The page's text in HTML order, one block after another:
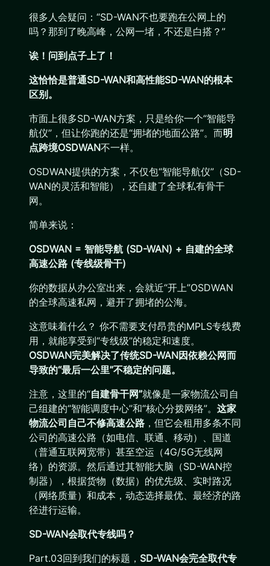
很多人会疑问：“SD-WAN不也要跑在公网上的
吗？那到了晚高峰，公网一堵，不还是白搭？”
诶！问到点子上了！
这恰恰是普通SD-WAN和高性能SD-WAN的根本
区别。
市面上很多SD-WAN方案，只是给你一个“智能导
航仪”，但让你跑的还是“拥堵的地面公路”。而明
点跨境OSDWAN不一样。
OSDWAN提供的方案，不仅包“智能导航仪”（SD-
WAN的灵活和智能），还自建了全球私有骨干
网。
简单来说：
OSDWAN = 智能导航 (SD-WAN) + 自建的全球
高速公路 (专线级骨干)
你的数据从办公室出来，会就近“开上”OSDWAN
的全球高速私网，避开了拥堵的公海。
这意味着什么？ 你不需要支付昂贵的MPLS专线费
用，就能享受到“专线级”的稳定和速度。
OSDWAN完美解决了传统SD-WAN因依赖公网而
导致的“最后一公里”不稳定的问题。
注意，这里的“自建骨干网”就像是一家物流公司自
己组建的“智能调度中心”和“核心分拨网络”。 这家
物流公司自己不修高速公路 ，但它会租用多条不同
公司的高速公路（如电信、联通、移动）、国道
（普通互联网宽带）甚至空运（4G/5G无线网
络）的资源。然后通过其智能大脑（SD-WAN控
制器），根据货物（数据）的优先级、实时路况
（网络质量）和成本，动态选择最优、最经济的路
径进行运输。
SD-WAN会取代专线吗？
Part.03回到我们的标题， SD-WAN会完全取代专